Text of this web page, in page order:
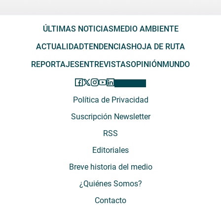
ÚLTIMAS NOTICIASMEDIO AMBIENTE
ACTUALIDADTENDENCIASHOJA DE RUTA
REPORTAJESENTREVISTASOPINIÓNMUNDO
Política de Privacidad
Suscripción Newsletter
RSS
Editoriales
Breve historia del medio
¿Quiénes Somos?
Contacto